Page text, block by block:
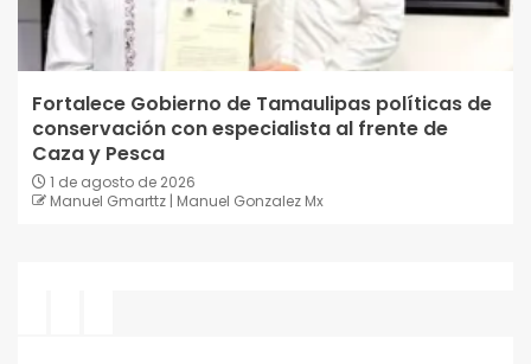
Fortalece Gobierno de Tamaulipas políticas de
conservación con especialista al frente de
Caza y Pesca
1 de agosto de 2026
Manuel Gmarttz | Manuel Gonzalez Mx